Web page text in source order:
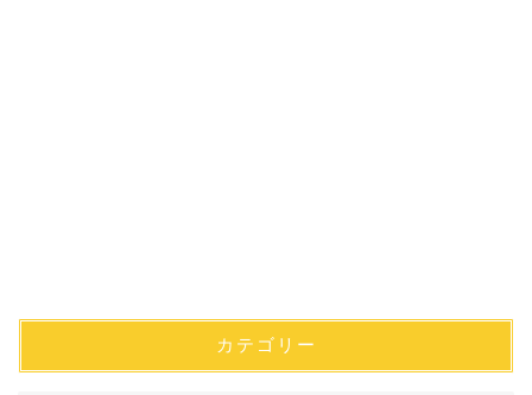
カテゴリー